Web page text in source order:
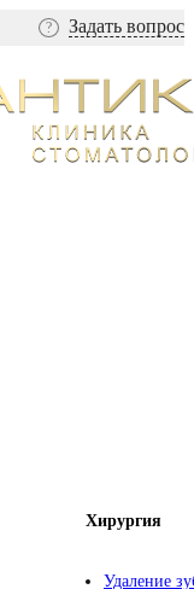
? Задать вопрос
Хирургия
Удаление